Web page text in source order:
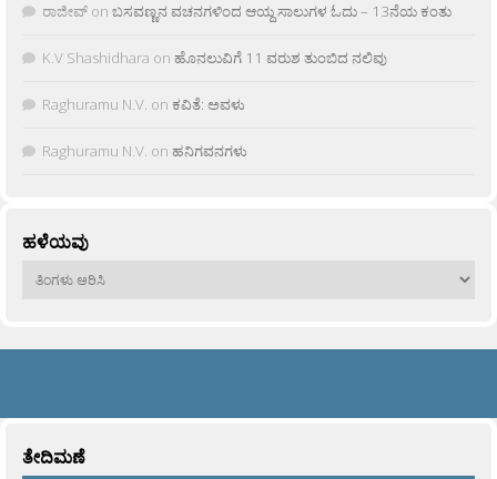
ರಾಜೀವ್ on ಬಸವಣ್ಣನ ವಚನಗಳಿಂದ ಆಯ್ದ ಸಾಲುಗಳ ಓದು – 13ನೆಯ ಕಂತು
K.V Shashidhara on ಹೊನಲುವಿಗೆ 11 ವರುಶ ತುಂಬಿದ ನಲಿವು
Raghuramu N.V. on ಕವಿತೆ: ಅವಳು
Raghuramu N.V. on ಹನಿಗವನಗಳು
ಹಳೆಯವು
ಹಳೆಯವು
ತೇದಿಮಣೆ